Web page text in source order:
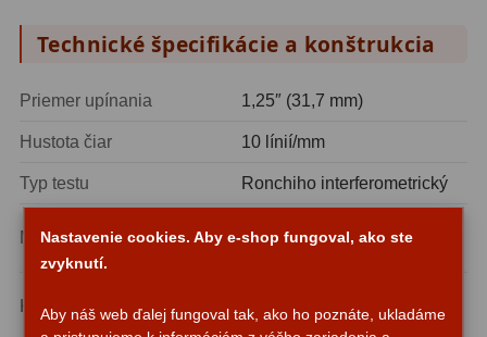
Svietidlá5
Čistiace prostriedky
Púzdra a kufre
Iné10
Montáže93
Equatoriálne EQ 19
Technické špecifikácie a konštrukcia
Priemer upínania 1,25″ (31,7 mm)
Hustota čiar 10 línií/mm
Typ testu Ronchiho interferometrický
Materiál mriežky
rytím
Kompatibilita
1,25″
Nastavenie cookies. Aby e-shop fungoval, ako ste
zvyknutí.
Aby náš web ďalej fungoval tak, ako ho poznáte, ukladáme